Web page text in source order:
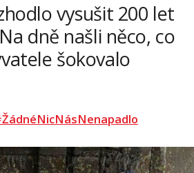
vysušit 200 let
dně našli něco, co
šokovalo